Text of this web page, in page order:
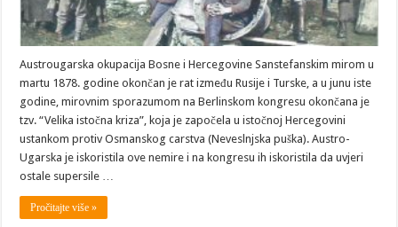
Austrougarska okupacija Bosne i Hercegovine Sanstefanskim mirom u
martu 1878. godine okončan je rat između Rusije i Turske, a u junu iste
godine, mirovnim sporazumom na Berlinskom kongresu okončana je
tzv. “Velika istočna kriza”, koja je započela u istočnoj Hercegovini
ustankom protiv Osmanskog carstva (Neveslnjska puška). Austro-
Ugarska je iskoristila ove nemire i na kongresu ih iskoristila da uvjeri
ostale supersile …
Pročitajte više »